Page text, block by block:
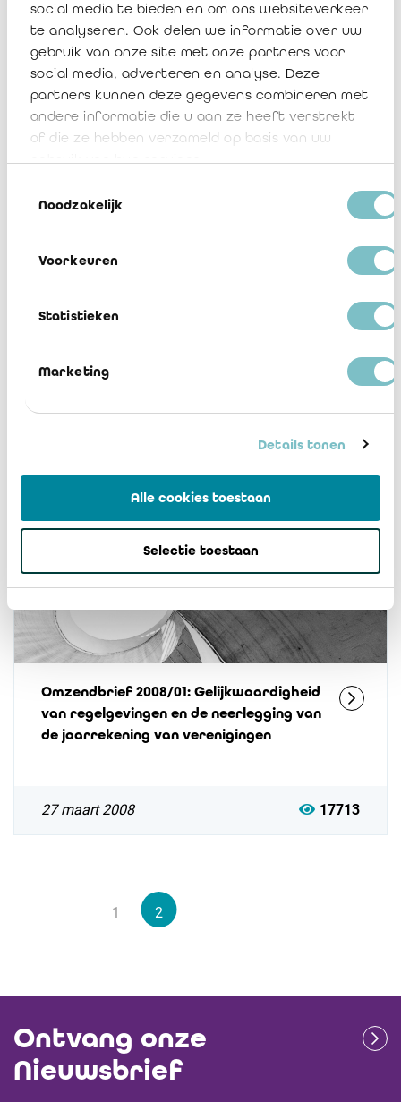
social media te bieden en om ons websiteverkeer
te analyseren. Ook delen we informatie over uw
gebruik van onze site met onze partners voor
social media, adverteren en analyse. Deze
partners kunnen deze gegevens combineren met
andere informatie die u aan ze heeft verstrekt
of die ze hebben verzameld op basis van uw
Noodzakelijk
Voorkeuren
Statistieken
Marketing
Details tonen
Alle cookies toestaan
Selectie toestaan
Omzendbrief 2011/02: Afsprakennota
inzake financiële audit in de Vlaamse
overheid
4 maart 2011 17513
Omzendbrief 2008/01: Gelijkwaardigheid
van regelgevingen en de neerlegging van
de jaarrekening van verenigingen
27 maart 2008 17713
1 2
Ontvang onze
Nieuwsbrief